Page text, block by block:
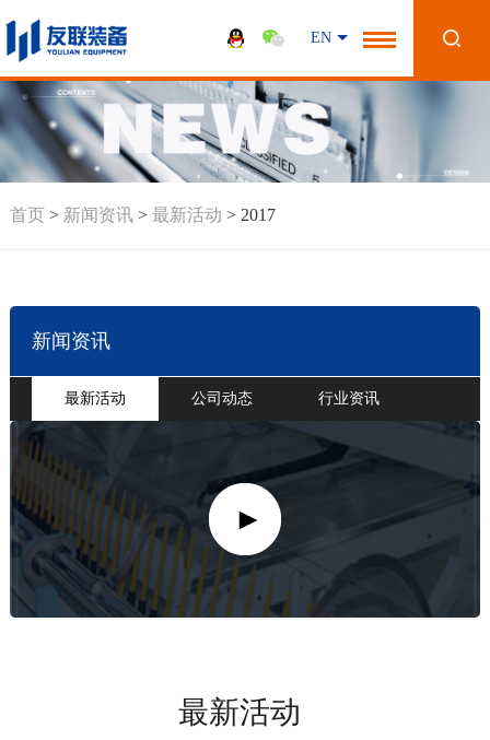
EN
首页> 新闻资讯> 最新活动 > 2017
新闻资讯
最新活动 公司动态 行业资讯
最新活动